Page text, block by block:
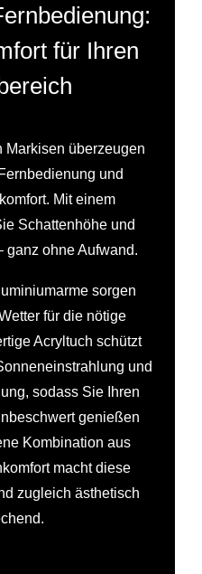
für Ihren
Markisen überzeugen
und
Mit einem
Schattenhöhe und
ganz ohne Aufwand.
sorgen
für die nötige
Acryltuch schützt
und
sodass Sie Ihren
genießen
Kombination aus
macht diese
zugleich ästhetisch